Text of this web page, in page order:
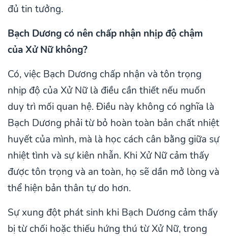
đủ tin tưởng.
Bạch Dương có nên chấp nhận nhịp độ chậm
của Xử Nữ không?
Có, việc Bạch Dương chấp nhận và tôn trọng
nhịp độ của Xử Nữ là điều cần thiết nếu muốn
duy trì mối quan hệ. Điều này không có nghĩa là
Bạch Dương phải từ bỏ hoàn toàn bản chất nhiệt
huyết của mình, mà là học cách cân bằng giữa sự
nhiệt tình và sự kiên nhẫn. Khi Xử Nữ cảm thấy
được tôn trọng và an toàn, họ sẽ dần mở lòng và
thể hiện bản thân tự do hơn.
Sự xung đột phát sinh khi Bạch Dương cảm thấy
bị từ chối hoặc thiếu hứng thú từ Xử Nữ, trong